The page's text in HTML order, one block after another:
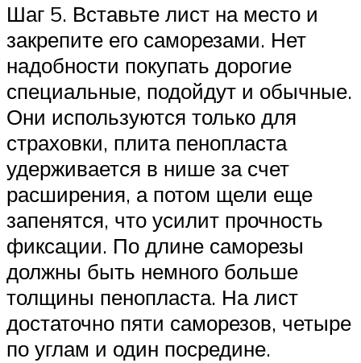
Шаг 5. Вставьте лист на место и
закрепите его саморезами. Нет
надобности покупать дорогие
специальные, подойдут и обычные.
Они используются только для
страховки, плита пенопласта
удерживается в нише за счет
расширения, а потом щели еще
запенятся, что усилит прочность
фиксации. По длине саморезы
должны быть немного больше
толщины пенопласта. На лист
достаточно пяти саморезов, четыре
по углам и один посредине.